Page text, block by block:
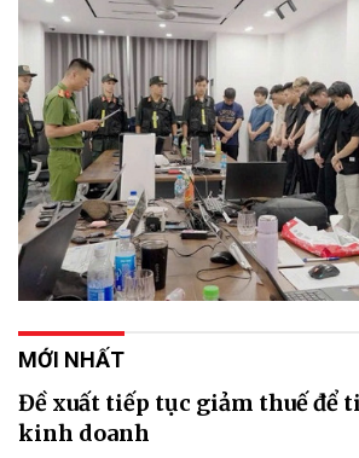
MỚI NHẤT
Đề xuất tiếp tục giảm thuế để
kinh doanh